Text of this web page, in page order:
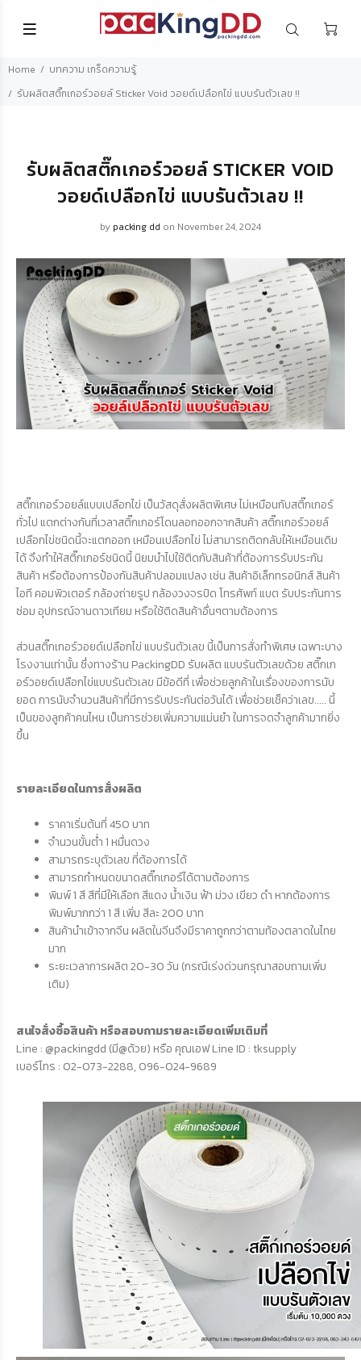
Home
บทความ เกร็ดความรู้
รับผลิตสติ๊กเกอร์วอยล์ Sticker Void วอยด์เปลือกไข่ แบบรันตัวเลข !!
รับผลิตสติ๊กเกอร์วอยล์ STICKER VOID
วอยด์เปลือกไข่ แบบรันตัวเลข !!
by packing dd on November 24, 2024
สติ๊กเกอร์วอยล์แบบเปลือกไข่ เป็นวัสดุสั่งผลิตพิเศษ ไม่เหมือนกับสติ๊กเกอร์
ทั่วไป แตกต่างกันที่เวลาสติ๊กเกอร์โดนลอกออกจากสินค้า สติ๊กเกอร์วอยล์
เปลือกไข่ชนิดนี้จะแตกออก เหมือนเปลือกไข่ ไม่สามารถติดกลับให้เหมือนเดิม
ได้ จึงทำให้สติ๊กเกอร์ชนิดนี้ นิยมนำไปใช้ติดกับสินค้าที่ต้องการรับประกัน
สินค้า หรือต้องการป้องกันสินค้าปลอมแปลง เช่น สินค้าอิเล็กทรอนิกส์ สินค้า
ไอที คอมพิวเตอร์ กล้องถ่ายรูป กล้องวงจรปิด โทรศัพท์ แบต รับประกันการ
ซ่อม อุปกรณ์จานดาวเทียม หรือใช้ติดสินค้าอื่นๆตามต้องการ
ส่วนสติ๊กเกอร์วอยด์เปลือกไข่ แบบรันตัวเลข นี้เป็นการสั่งทำพิเศษ เฉพาะบาง
โรงงานเท่านั้น ซึ่งทางร้าน PackingDD รับผลิต แบบรันตัวเลขด้วย สติ๊กเก
อร์วอยด์เปลือกไข่แบบรันตัวเลข มีข้อดีที่ เพื่อช่วยลูกค้าในเรื่องของการนับ
ยอด การนับจำนวนสินค้าที่มีการรับประกันต่อวันได้ เพื่อช่วยเช็คว่าเลข..... นี้
เป็นของลูกค้าคนไหน เป็นการช่วยเพิ่มความแม่นยำ ในการจดจำลูกค้ามากยิ่ง
ขึ้น
รายละเอียดในการสั่งผลิต
ราคาเริ่มต้นที่ 450 บาท
จำนวนขั้นต่ำ 1 หมื่นดวง
สามารถระบุตัวเลข ที่ต้องการได้
สามารถกำหนดขนาดสติ๊กเกอร์ได้ตามต้องการ
พิมพ์ 1 สี สีที่มีให้เลือก สีแดง น้ำเงิน ฟ้า ม่วง เขียว ดำ หากต้องการ
พิมพ์มากกว่า 1 สี เพิ่ม สีละ 200 บาท
สินค้านำเข้าจากจีน ผลิตในจีนจึงมีราคาถูกกว่าตามท้องตลาดในไทย
มาก
ระยะเวลาการผลิต 20-30 วัน (กรณีเร่งด่วนกรุณาสอบถามเพิ่ม
เติม)
สนใจสั่งซื้อสินค้า หรือสอบถามรายละเอียดเพิ่มเติมที่
Line : @packingdd (มี@ด้วย) หรือ คุณเอฟ Line ID : tksupply
เบอร์โทร : 02-073-2288, 096-024-9689